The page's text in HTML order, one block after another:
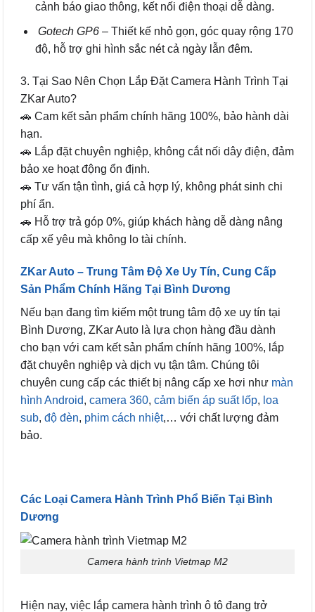
cảnh báo giao thông, kết nối điện thoại dễ dàng.
Gotech GP6– Thiết kế nhỏ gọn, góc quay rộng 170
độ, hỗ trợ ghi hình sắc nét cả ngày lẫn đêm.
3. Tại Sao Nên Chọn Lắp Đặt Camera Hành Trình Tại
ZKar Auto?
🚗 Cam kết sản phẩm chính hãng 100%, bảo hành dài
hạn.
🚗 Lắp đặt chuyên nghiệp, không cắt nối dây điện, đảm
bảo xe hoạt động ổn định.
🚗 Tư vấn tận tình, giá cả hợp lý, không phát sinh chi
phí ẩn.
🚗 Hỗ trợ trả góp 0%, giúp khách hàng dễ dàng nâng
cấp xế yêu mà không lo tài chính.
ZKar Auto – Trung Tâm Độ Xe Uy Tín, Cung Cấp
Sản Phẩm Chính Hãng Tại Bình Dương
Nếu bạn đang tìm kiếm một trung tâm độ xe uy tín tại
Bình Dương, ZKar Auto là lựa chọn hàng đầu dành
cho bạn với cam kết sản phẩm chính hãng 100%, lắp
đặt chuyên nghiệp và dịch vụ tận tâm. Chúng tôi
chuyên cung cấp các thiết bị nâng cấp xe hơi như màn
hình Android, camera 360, cảm biến áp suất lốp, loa
sub, độ đèn, phim cách nhiệt,… với chất lượng đảm
bảo.
Các Loại Camera Hành Trình Phổ Biến Tại Bình
Dương
Camera hành trình Vietmap M2
Hiện nay, việc lắp camera hành trình ô tô đang trở